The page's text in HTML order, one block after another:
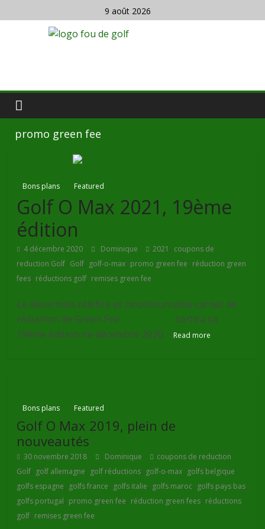
9 août 2026
promo green fee
Bons plans Featured
Golf O Max 2021, 19ème
édition
4 décembre 2020 Dominique 2021 , coupons de
reduction Golf, Golf, golf-o-max, promo green fee, réduction green
fees, réductions golf, remises green fee
Le désormais célèbre et incontournable carnet de
réduction de Green Fee
sortira sa
19ème édition mi-décembre 2020.
Read more
Bons plans Featured
Golf O Max 2019, plein de
nouveautés
30 novembre 2018 Dominique
coupons de reduction
Golf, golf allemagne, golf réductions, golf-o-max, golfs belgique,
golfs espagne, golfs france, golfs italie, golfs maroc, golfs pays bas,
golfs portugal, promo green fee, réduction green fees, réductions
golf, remises green fee